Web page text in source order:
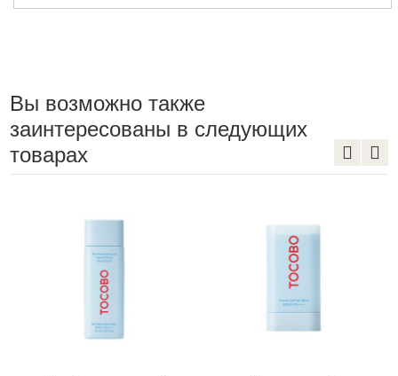
Вы возможно также
заинтересованы в следующих
товарах